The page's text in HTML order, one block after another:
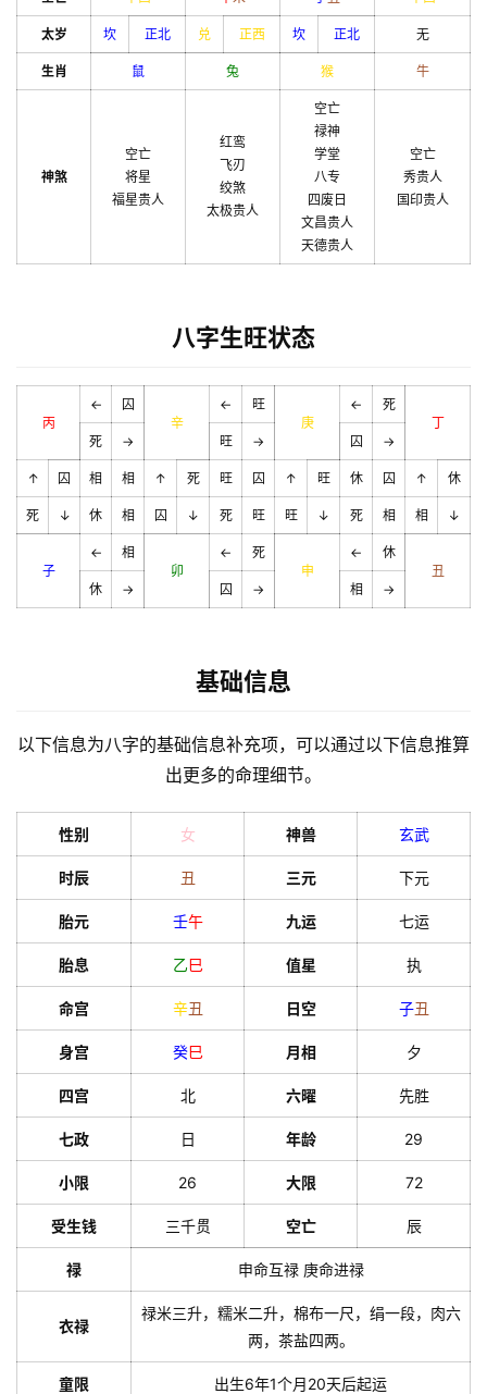
太岁 坎 正北 兑 正西 坎 正北 无
生肖 鼠 兔 猴 牛
神煞
空亡
将星
福星贵人
红鸾
飞刃
绞煞
太极贵人
空亡
禄神
学堂
八专
四废日
文昌贵人
天德贵人
空亡
秀贵人
国印贵人
八字生旺状态
丙
←
囚
辛
←
旺
庚
←
死
丁
死
→ 旺 → 囚 →
↑ 囚 相 相 ↑ 死 旺 囚 ↑ 旺 休 囚 ↑ 休
死 ↓ 休 相 囚 ↓ 死 旺 旺 ↓ 死 相 相 ↓
子
←
相
卯
←
死
申
←
休
丑
休
→ 囚 → 相 →
基础信息
以下信息为八字的基础信息补充项，可以通过以下信息推算
出更多的命理细节。
性别 女 神兽 玄武
时辰 丑 三元 下元
胎元 壬午 九运 七运
胎息 乙巳 值星 执
命宫 辛丑 日空 子丑
身宫 癸巳 月相 夕
四宫 北 六曜 先胜
七政 日 年龄 29
小限 26 大限 72
受生钱 三千贯 空亡 辰
禄 申命互禄 庚命进禄
衣禄
禄米三升，糯米二升，棉布一尺，绢一段，肉六
两，茶盐四两。
童限 出生6年1个月20天后起运